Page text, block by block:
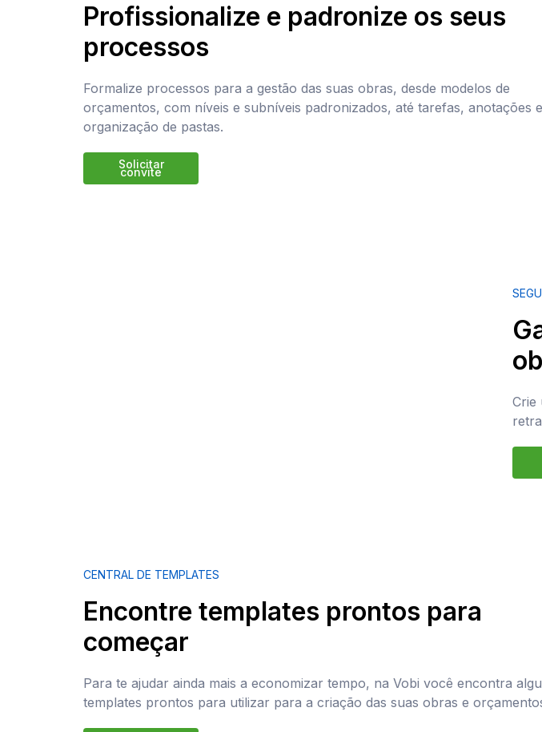
Profissionalize e padronize os seus
processos
Formalize processos para a gestão das suas obras, desde modelos de
orçamentos, com níveis e subníveis padronizados, até tarefas, anotações e
organização de pastas.
Solicitar
convite
Crie
CENTRAL DE TEMPLATES
Encontre templates prontos para
começar
Para te ajudar ainda mais a economizar tempo, na Vobi você encontra
templates prontos para utilizar para a criação das suas obras e